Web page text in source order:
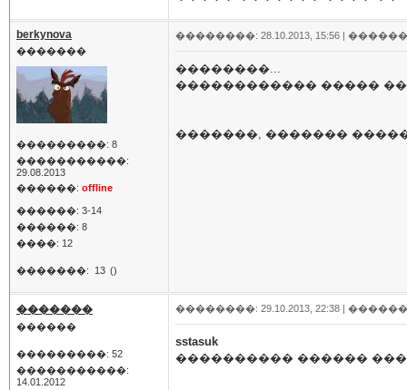
berkynova
�������
���������: 8
�����������:
29.08.2013
������: offline
������: 3-14
������: 8
����: 12
�������: 13 ()
��������: 28.10.2013, 15:56 |
��������...
������������ �����
�������, �������
�������
������
���������: 52
�����������:
14.01.2012
��������: 29.10.2013, 22:38 |
sstasuk
���������� ������